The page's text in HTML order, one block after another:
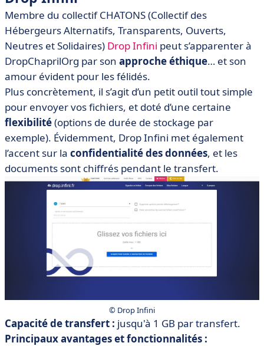
Membre du collectif CHATONS (Collectif des
Hébergeurs Alternatifs, Transparents, Ouverts,
Neutres et Solidaires) Drop Infini peut s’apparenter à
DropChaprilOrg par son approche éthique… et son
amour évident pour les félidés.
Plus concrètement, il s’agit d’un petit outil tout simple
pour envoyer vos fichiers, et doté d’une certaine
flexibilité(options de durée de stockage par
exemple). Évidemment, Drop Infini met également
l’accent sur la confidentialité des données, et les
documents sont chiffrés pendant le transfert.
© Drop Infini
Capacité de transfert : jusqu'à 1 GB par transfert.
Principaux avantages et fonctionnalités :